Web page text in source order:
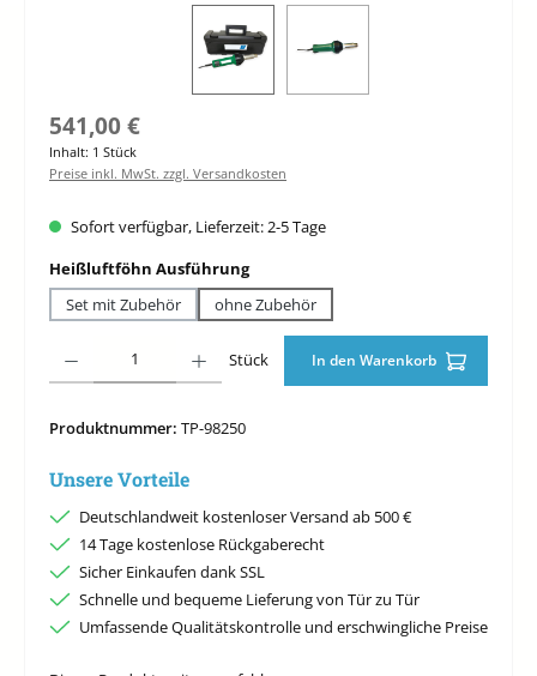
Regulärer Preis:
541,00 €
Inhalt: 1 Stück
Preise inkl. MwSt. zzgl. Versandkosten
Sofort verfügbar, Lieferzeit: 2-5 Tage
Heißluftföhn Ausführungauswählen
Set mit Zubehör
ohne Zubehör
Stück In den Warenkorb
Produktnummer: TP-98250
Unsere Vorteile
Deutschlandweit kostenloser Versand ab 500 €
14 Tage kostenlose Rückgaberecht
Sicher Einkaufen dank SSL
Schnelle und bequeme Lieferung von Tür zu Tür
Umfassende Qualitätskontrolle und erschwingliche Preise